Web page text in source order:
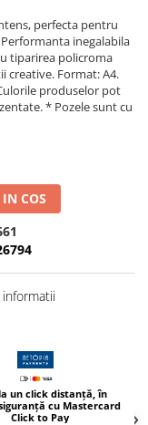
perfecta pentru
inegalabila
tiparirea policroma
creative. Format: A4.
produselor pot
* Pozele sunt cu
COS
un click distanță, în
cu Mastercard
Click to Pay